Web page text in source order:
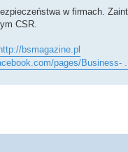
w firmach.
CSR.
http://bsmagazine.pl
pages/Business-